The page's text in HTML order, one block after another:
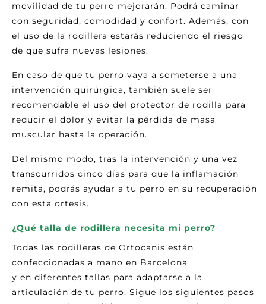
movilidad de tu perro mejorarán. Podrá caminar
con seguridad, comodidad y confort. Además, con
el uso de la rodillera estarás reduciendo el riesgo
de que sufra nuevas lesiones.
En caso de que tu perro vaya a someterse a una
intervención quirúrgica, también suele ser
recomendable el uso del protector de rodilla para
reducir el dolor y evitar la pérdida de masa
muscular hasta la operación.
Del mismo modo, tras la intervención y una vez
transcurridos cinco días para que la inflamación
remita, podrás ayudar a tu perro en su recuperación
con esta ortesis.
¿Qué talla de rodillera necesita mi perro?
Todas las rodilleras de Ortocanis están
confeccionadas a mano en Barcelona
y en diferentes tallas para adaptarse a la
articulación de tu perro. Sigue los siguientes pasos